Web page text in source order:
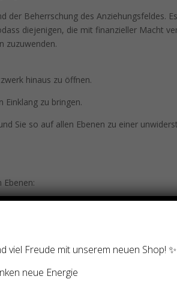
der Beherrschung des Anziehungsfeldes. Es
diejenigen, die mit finanzieller Macht
zuzuwenden.
hinaus zu öffnen.
Einklang zu bringen.
Sie so auf allen Ebenen zu einer
und magnetischer Präsenz in Ihrem
Texte und Präsentationen.
viel Freude mit unserem neuen Shop! ✨
neue Energie